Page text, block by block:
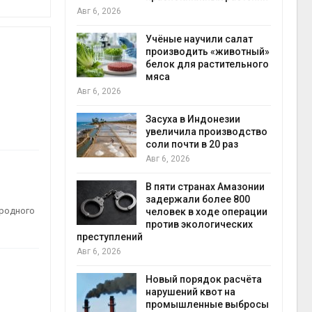
воду
Авг 6, 2026
Учёные научили салат
производить «животный»
белок для растительного
мяса
Авг 6, 2026
Засуха в Индонезии
увеличила производство
соли почти в 20 раз
Авг 6, 2026
В пяти странах Амазонии
задержали более 800
человек в ходе операции
против экологических
преступлений
Авг 6, 2026
Новый порядок расчёта
нарушений квот на
промышленные выбросы